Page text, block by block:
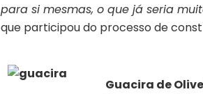
para si mesmas, o que já seria
que participou do processo de
Guacira de